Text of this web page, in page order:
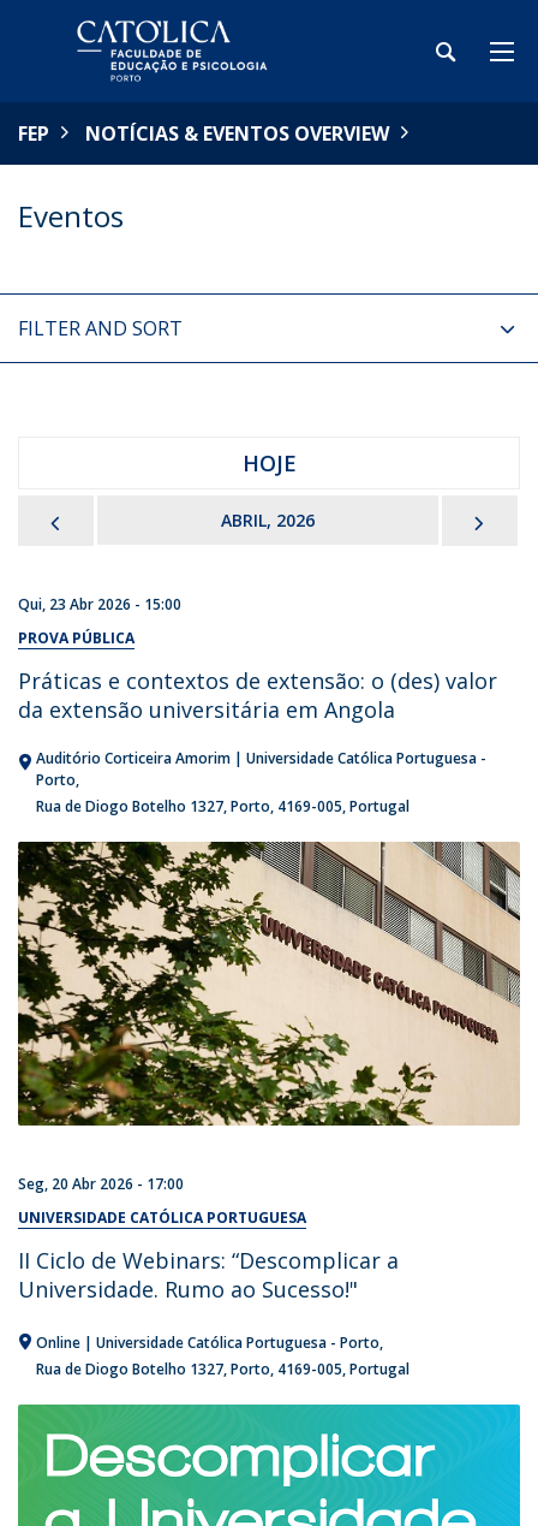
FEP NOTÍCIAS & EVENTOS OVERVIEW
Eventos
FILTER AND SORT
HOJE
ABRIL, 2026
Qui, 23 Abr 2026 - 15:00
PROVA PÚBLICA
Práticas e contextos de extensão: o (des) valor
da extensão universitária em Angola
Auditório Corticeira Amorim | Universidade Católica Portuguesa -
Porto
Rua de Diogo Botelho 1327 Porto 4169-005 Portugal
Seg, 20 Abr 2026 - 17:00
UNIVERSIDADE CATÓLICA PORTUGUESA
II Ciclo de Webinars: “Descomplicar a
Universidade. Rumo ao Sucesso!"
Online | Universidade Católica Portuguesa - Porto
Rua de Diogo Botelho 1327 Porto 4169-005 Portugal